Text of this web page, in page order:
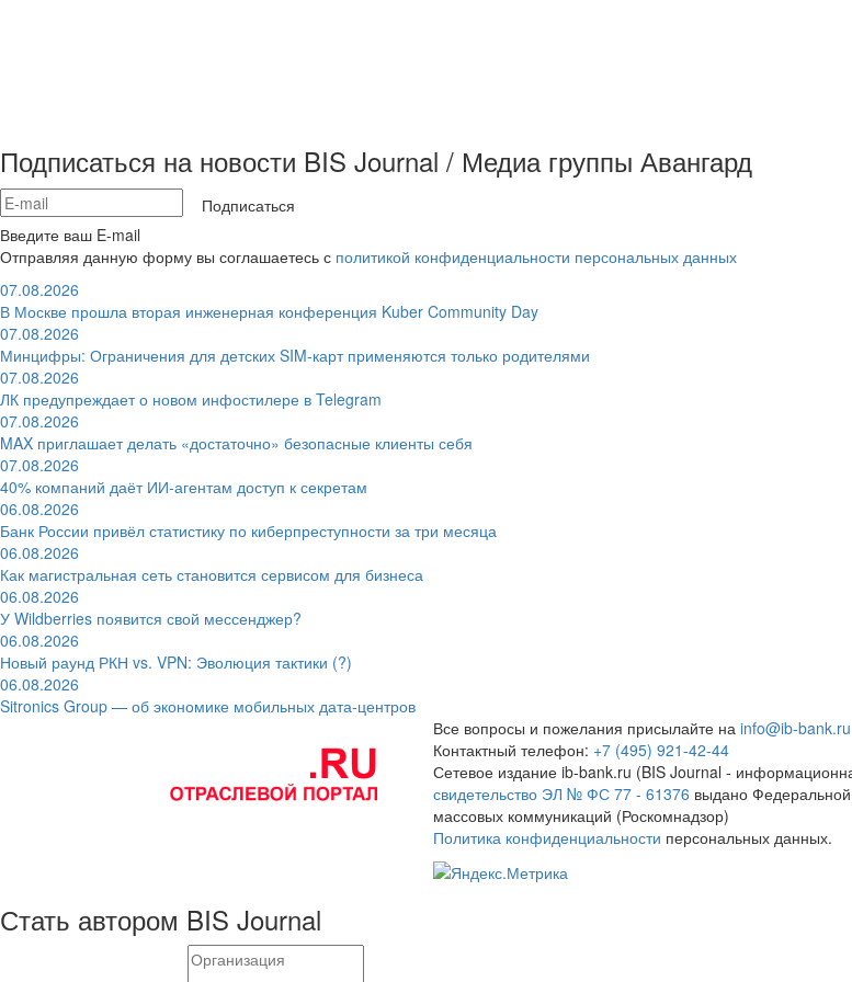
Подписаться на новости BIS Journal / Медиа группы Авангард
Подписаться
Введите ваш E-mail
Отправляя данную форму вы соглашаетесь с политикой конфиденциальности персональных данных
07.08.2026
В Москве прошла вторая инженерная конференция Kuber Community Day
07.08.2026
Минцифры: Ограничения для детских SIM-карт применяются только родителями
07.08.2026
ЛК предупреждает о новом инфостилере в Telegram
07.08.2026
MAX приглашает делать «достаточно» безопасные клиенты себя
07.08.2026
40% компаний даёт ИИ‑агентам доступ к секретам
06.08.2026
Банк России привёл статистику по киберпреступности за три месяца
06.08.2026
Как магистральная сеть становится сервисом для бизнеса
06.08.2026
У Wildberries появится свой мессенджер?
06.08.2026
Новый раунд РКН vs. VPN: Эволюция тактики (?)
06.08.2026
Sitronics Group — об экономике мобильных дата-центров
Все вопросы и пожелания присылайте на info@ib-bank.ru
Контактный телефон: +7 (495) 921-42-44
Сетевое издание ib-bank.ru (BIS Journal -
свидетельство ЭЛ № ФС 77 - 61376 выдано
массовых коммуникаций (Роскомнадзор)
Политика конфиденциальности персональных данных.
Стать автором BIS Journal